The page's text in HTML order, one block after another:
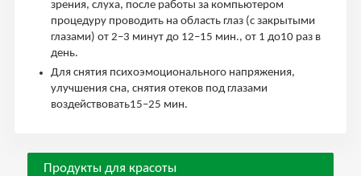
зрения, слуха, после работы за компьютером
процедуру проводить на область глаз (с закрытыми
глазами) от 2–3 минут до 12–15 мин., от 1 до10 раз в
день.
Для снятия психоэмоционального напряжения,
улучшения сна, снятия отеков под глазами
воздействовать15–25 мин.
Продукты для красоты